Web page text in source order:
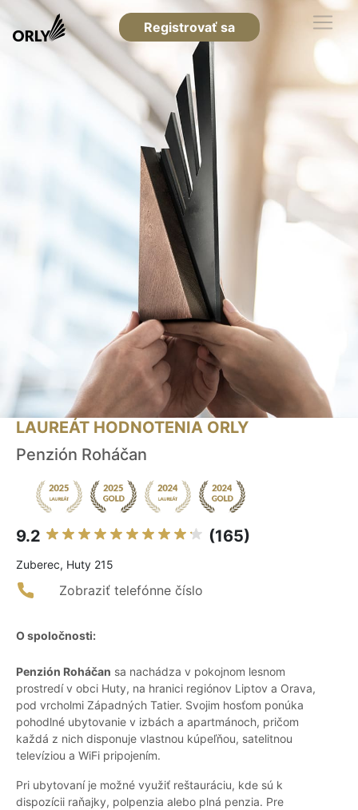
Registrovať sa
LAUREÁT HODNOTENIA ORLY
Penzión Roháčan
9.2 (165)
Zuberec, Huty 215
Zobraziť telefónne číslo
O spoločnosti:
Penzión Roháčan sa nachádza v pokojnom lesnom
prostredí v obci Huty, na hranici regiónov Liptov a Orava,
pod vrcholmi Západných Tatier. Svojim hosťom ponúka
pohodlné ubytovanie v izbách a apartmánoch, pričom
každá z nich disponuje vlastnou kúpeľňou, satelitnou
televíziou a WiFi pripojením.
Pri ubytovaní je možné využiť reštauráciu, kde sú k
dispozícii raňajky, polpenzia alebo plná penzia. Pre